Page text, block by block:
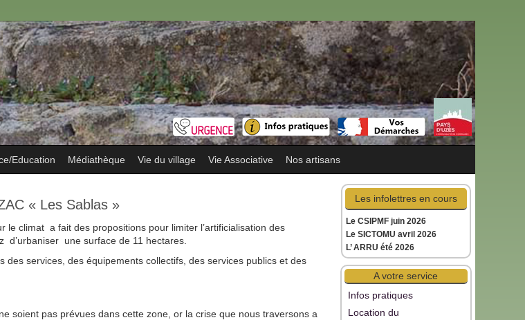
Education Médiathèque Vie du village Vie Associative Nos artisans
« Les Sablas »
climat a fait des propositions pour limiter l’artificialisation des
une surface de 11 hectares.
des services, des équipements collectifs, des services publics et des
soient pas prévues dans cette zone, or la crise que nous traversons a
Les infolettres en cours
Le CSIPMF juin 2026
Le SICTOMU avril 2026
L’ ARRU été 2026
A votre service
Infos pratiques
Location du